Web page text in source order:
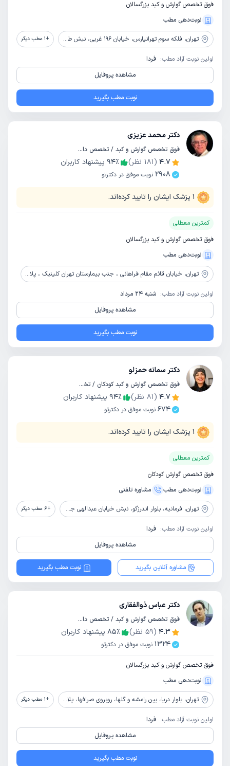
فوق تخصص گوارش و کبد بزرگسالان
نوبت‌دهی مطب
تهران، فلکه سوم تهرانپارس، خیابان 196 غربی، نبش طاهری، ساختمان پزشکان تهرانپارس، واحد 12، کلینیک فوق تخصصی متین +
1 مطب دیگر
اولین نوبت آزاد مطب: فردا
مشاهده پروفایل
نوبت مطب بگیرید
دکتر محمد عزیزی
فوق تخصص گوارش و کبد / تخصص داخلی
4.7
(
181 نظر) 94٪
پیشنهاد کاربران
2908 نوبت موفق در دکترتو
1 پزشک ایشان را تایید کرده‌اند.
کمترین معطلی
فوق تخصص گوارش و کبد بزرگسالان
نوبت‌دهی مطب
تهران، خیابان قائم مقام فراهانی ، جنب بیمارستان تهران کلینیک ، پلاک 178
اولین نوبت آزاد مطب: شنبه 24 مرداد
مشاهده پروفایل
نوبت مطب بگیرید
دکتر سمانه حمزلو
فوق تخصص گوارش و کبد کودکان / تخصص کودکان و اطفال
4.7
(
81 نظر) 94٪
پیشنهاد کاربران
674 نوبت موفق در دکترتو
1 پزشک ایشان را تایید کرده‌اند.
کمترین معطلی
فوق تخصص گوارش کودکان
نوبت‌دهی مطب
مشاوره‌ تلفنی
تهران، فرمانیه، بلوار اندرزگو، نبش خیابان عبدالهی جنوبی، پلاک 72، ساختمان پزشکان پارسیان، طبقه 3، واحد 23 +
6 مطب دیگر
اولین نوبت آزاد مطب: فردا
مشاهده پروفایل
مشاوره آنلاین بگیرید نوبت مطب بگیرید
دکتر عباس ذوالفقاری
فوق تخصص گوارش و کبد / تخصص داخلی
4.3
(
59 نظر) 85٪
پیشنهاد کاربران
1324 نوبت موفق در دکترتو
فوق تخصص گوارش و کبد بزرگسالان
نوبت‌دهی مطب
تهران، بلوار دریا، بین رامشه و گلها، روبروی صرافها، پلاک 6462، طبقه4، واحد 16 +
1 مطب دیگر
اولین نوبت آزاد مطب: فردا
مشاهده پروفایل
نوبت مطب بگیرید